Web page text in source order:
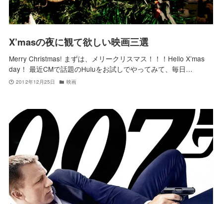
X’masの夜に観て欲しい映画三選
Merry Christmas! まずは、メリークリスマス！！！Hello X’mas
day！ 最近CMで話題のHuluをお試しでやってみて、毎日…
2012年12月25日 映画